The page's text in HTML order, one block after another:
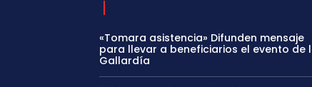
«Tomara asistencia» Difunden mensaje
para llevar a beneficiarios el evento de
Gallardía